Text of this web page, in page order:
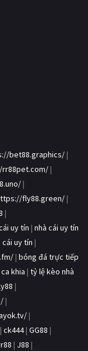
bet88.graphics/ |
|
|
fly88.green/ |
|
uy tín | nhà cái uy tín
cái uy tín |
| bóng đá trực tiếp
ca khia | tỷ lệ kèo nhà
|
|
|
| ck444| GG88 |
| J88 |